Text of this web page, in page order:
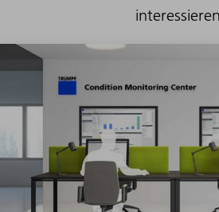
interessieren